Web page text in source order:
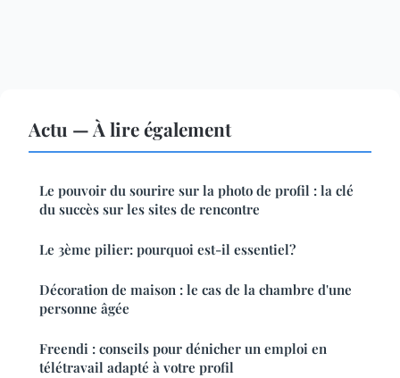
Actu — À lire également
Le pouvoir du sourire sur la photo de profil : la clé
du succès sur les sites de rencontre
Le 3ème pilier: pourquoi est-il essentiel?
Décoration de maison : le cas de la chambre d'une
personne âgée
Freendi : conseils pour dénicher un emploi en
télétravail adapté à votre profil